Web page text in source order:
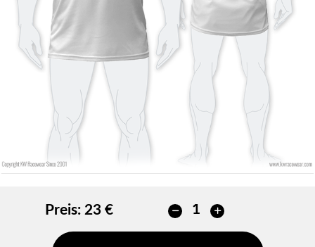
HINZUFÜGEN
HINZUFÜGEN
Preis: 23 €